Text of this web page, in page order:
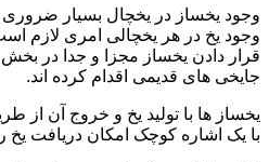
وجود یخساز در یخچال بسیار ضروری
وجود یخ در هر یخچالی امری لازم
قرار دادن یخساز مجزا و جدا در
جایخی های قدیمی اقدام کرده اند.
یخساز ها با تولید یخ و خروج آن از
با یک اشاره کوچک امکان دریافت یخ